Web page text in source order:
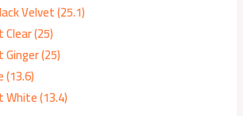
Velvet (25.1)
(25)
(25)
White (13.4)